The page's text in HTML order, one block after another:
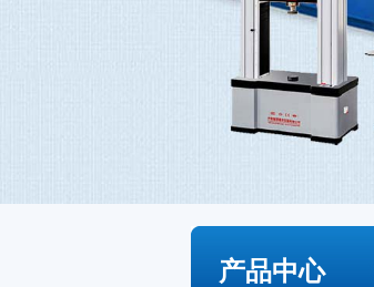
产品中心